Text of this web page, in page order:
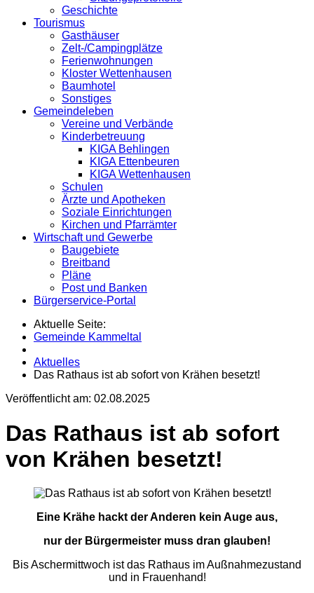
Geschichte
Tourismus
Gasthäuser
Zelt-/Campingplätze
Ferienwohnungen
Kloster Wettenhausen
Baumhotel
Sonstiges
Gemeindeleben
Vereine und Verbände
Kinderbetreuung
KIGA Behlingen
KIGA Ettenbeuren
KIGA Wettenhausen
Schulen
Ärzte und Apotheken
Soziale Einrichtungen
Kirchen und Pfarrämter
Wirtschaft und Gewerbe
Baugebiete
Breitband
Pläne
Post und Banken
Bürgerservice-Portal
Aktuelle Seite:
Gemeinde Kammeltal
Aktuelles
Das Rathaus ist ab sofort von Krähen besetzt!
Veröffentlicht am: 02.08.2025
Das Rathaus ist ab sofort
von Krähen besetzt!
Eine Krähe hackt der Anderen kein Auge aus,
nur der Bürgermeister muss dran glauben!
Bis Aschermittwoch ist das Rathaus im Außnahmezustand
und in Frauenhand!